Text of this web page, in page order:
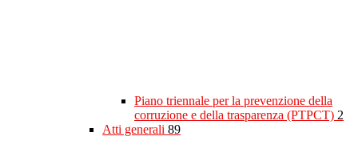
Piano triennale per la prevenzione della
corruzione e della trasparenza (PTPCT) 2
Atti generali 89